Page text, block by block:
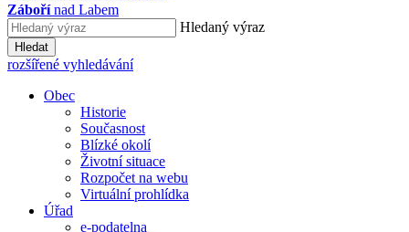
Zábořínad Labem
Hledaný výraz
Hledat
rozšířené vyhledávání
Obec
Historie
Současnost
Blízké okolí
Životní situace
Rozpočet na webu
Virtuální prohlídka
Úřad
e-podatelna